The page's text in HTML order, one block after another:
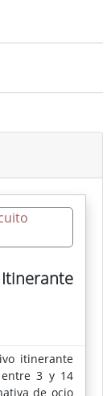
Itinerante
itinerante
3 y 14
de ocio